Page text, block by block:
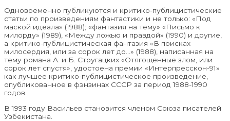
Одновременно публикуются и критико-публицистические
статьи по произведениям фантастики и не только: «Под
маской идеала» (1988); «фантазия на тему» «Письмо к
милорду» (1989), «Между ложью и правдой» (1990) и другие,
а критико-публицистическая фантазия «В поисках
милосердия, или за сорок лет до…» (1988), написанная на
тему романа А. и Б. Стругацких «Отягощенные злом, или
сорок лет спустя», удостоена премии «Интерпресскон-91»
как лучшее критико-публицистическое произведение,
опубликованное в фэнзинах СССР за период 1988-1990
годов.
В 1993 году Васильев становится членом Союза писателей
Узбекистана.